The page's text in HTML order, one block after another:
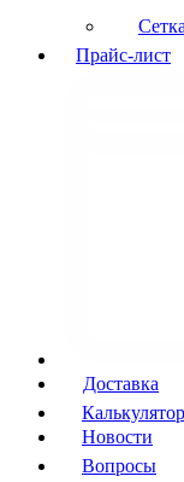
Прайс-лист
Доставка
Калькулятор
Новости
Вопросы